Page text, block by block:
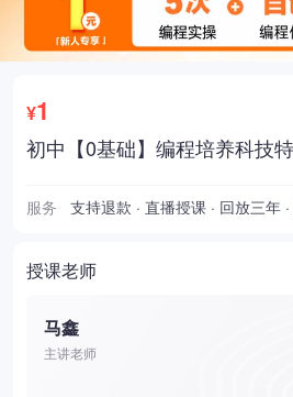
¥1
初中【0基础】编程培养科技
服务
授课老师
马鑫
主讲老师